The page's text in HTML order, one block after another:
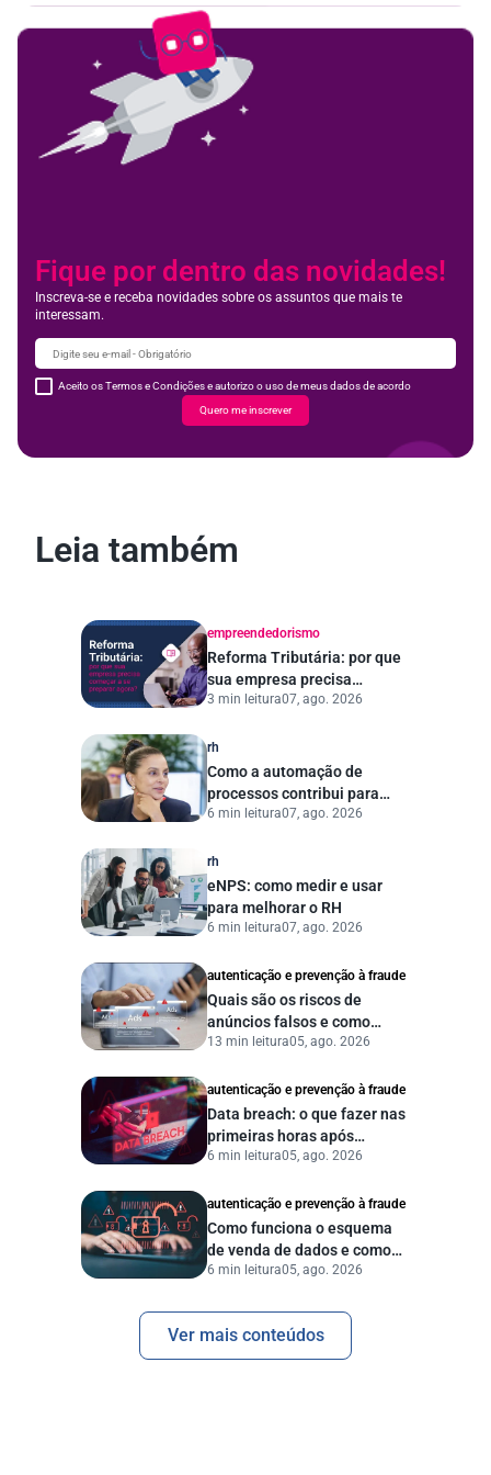
Fique por dentro das novidades!
Inscreva-se e receba novidades sobre os assuntos que mais te
interessam.
Aceito os Termos e Condições e autorizo o uso de meus dados de acordo
Quero me inscrever
Leia também
empreendedorismo
Reforma Tributária: por que
sua empresa precisa
começar a se preparar
3 min leitura07, ago. 2026
rh
Como a automação de
processos contribui para
uma gestão pública mais
6 min leitura07, ago. 2026
rh
eNPS: como medir e usar
para melhorar o RH
6 min leitura07, ago. 2026
autenticação e prevenção à fraude
Quais são os riscos de
anúncios falsos e como
proteger seu negócio?
13 min leitura05, ago. 2026
autenticação e prevenção à fraude
Data breach: o que fazer nas
primeiras horas após
vazamento de dados?
6 min leitura05, ago. 2026
autenticação e prevenção à fraude
Como funciona o esquema
de venda de dados e como
proteger sua empresa?
6 min leitura05, ago. 2026
Ver mais conteúdos